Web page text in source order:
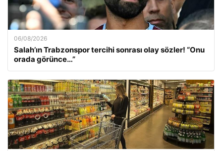
06/08/2026
Salah’ın Trabzonspor tercihi sonrası olay sözler! “Onu
orada görünce…”